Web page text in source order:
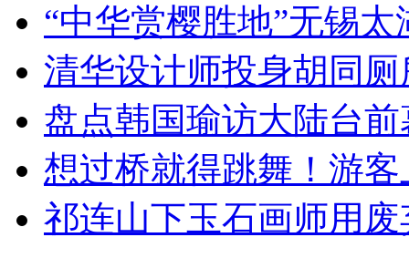
“中华赏樱胜地”无锡
清华设计师投身胡同
盘点韩国瑜访大陆台
想过桥就得跳舞！游客
祁连山下玉石画师用